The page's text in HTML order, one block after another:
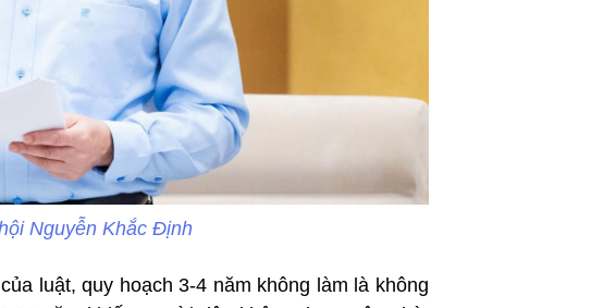
Nguyễn Khắc Định
luật, quy hoạch 3-4 năm không làm là không